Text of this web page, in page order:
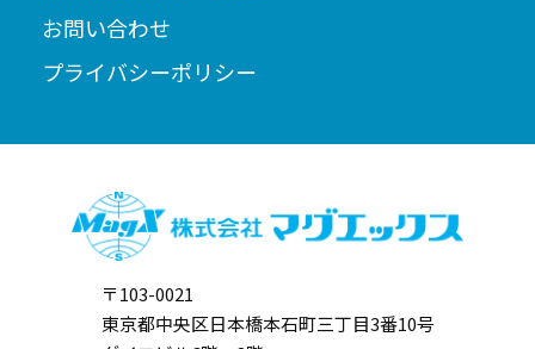
お問い合わせ
プライバシーポリシー
〒103-0021
東京都中央区日本橋本石町三丁目3番10号